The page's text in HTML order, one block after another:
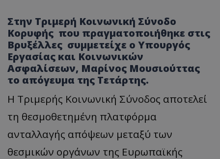
Στην Τριμερή Κοινωνική Σύνοδο
Κορυφής που πραγματοποιήθηκε στις
Βρυξέλλες συμμετείχε ο Yπουργός
Εργασίας και Κοινωνικών
Ασφαλίσεων, Μαρίνος Μουσιούττας
το απόγευμα της Τετάρτης.
Η Τριμερής Κοινωνική Σύνοδος αποτελεί
τη θεσμοθετημένη πλατφόρμα
ανταλλαγής απόψεων μεταξύ των
θεσμικών οργάνων της Ευρωπαϊκής